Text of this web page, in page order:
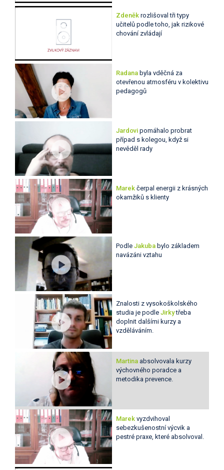
Zdeněkrozlišoval tři typy
učitelů podle toho, jak rizikové
chování zvládají
Radanabyla vděčná za
otevřenou atmosféru v kolektivu
pedagogů
Jardovi pomáhalo probrat
případ s kolegou, když si
nevěděl rady
Marekčerpal energii z krásných
okamžiků s klienty
PodleJakubabylo základem
navázáni vztahu
Znalosti z vysokoškolského
studia je podleJirkytřeba
doplnit dalšími kurzy a
vzděláváním.
Martina absolvovala kurzy
výchovného poradce a
metodika prevence.
Marek vyzdvihoval
sebezkušenostní výcvik a
pestré praxe, které absolvoval.